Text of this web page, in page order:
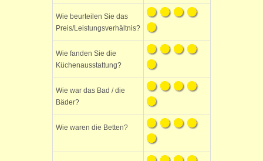
Wie beurteilen Sie das
Preis/Leistungsverhältnis?
Wie fanden Sie die
Küchenausstattung?
Wie war das Bad / die
Bäder?
Wie waren die Betten?